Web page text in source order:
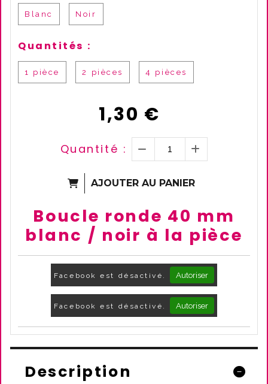
Blanc Noir
Quantités :
1 pièce 2 pièces 4 pièces
1,30 €
Quantité :
AJOUTER AU PANIER
Boucle ronde 40 mm
blanc / noir à la pièce
Facebook est désactivé. Autoriser
Facebook est désactivé. Autoriser
Description